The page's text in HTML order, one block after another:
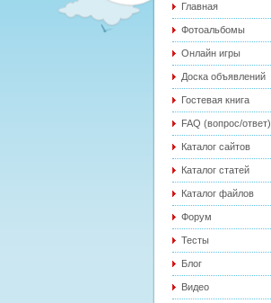
Главная
Фотоальбомы
Онлайн игры
Доска объявлений
Гостевая книга
FAQ (вопрос/ответ)
Каталог сайтов
Каталог статей
Каталог файлов
Форум
Тесты
Блог
Видео